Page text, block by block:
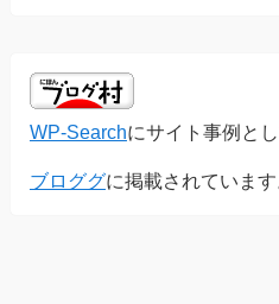
WP-Searchにサイト事例と
ブロググに掲載されています